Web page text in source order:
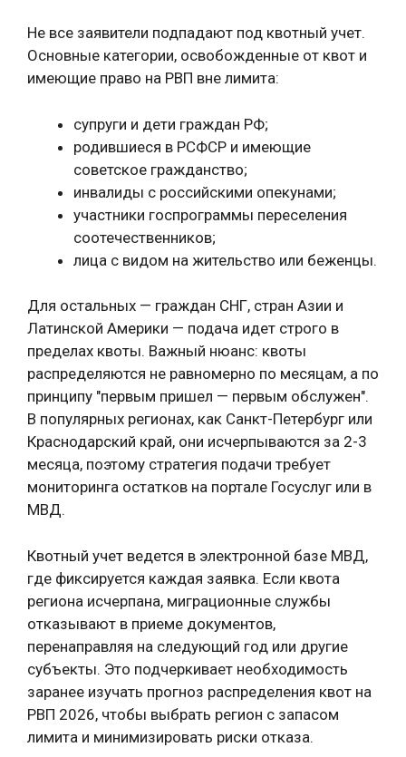
Не все заявители подпадают под квотный учет.
Основные категории, освобожденные от квот и
имеющие право на РВП вне лимита:
супруги и дети граждан РФ;
родившиеся в РСФСР и имеющие
советское гражданство;
инвалиды с российскими опекунами;
участники госпрограммы переселения
соотечественников;
лица с видом на жительство или беженцы.
Для остальных — граждан СНГ, стран Азии и
Латинской Америки — подача идет строго в
пределах квоты. Важный нюанс: квоты
распределяются не равномерно по месяцам, а по
принципу "первым пришел — первым обслужен".
В популярных регионах, как Санкт-Петербург или
Краснодарский край, они исчерпываются за 2-3
месяца, поэтому стратегия подачи требует
мониторинга остатков на портале Госуслуг или в
МВД.
Квотный учет ведется в электронной базе МВД,
где фиксируется каждая заявка. Если квота
региона исчерпана, миграционные службы
отказывают в приеме документов,
перенаправляя на следующий год или другие
субъекты. Это подчеркивает необходимость
заранее изучать прогноз распределения квот на
РВП 2026, чтобы выбрать регион с запасом
лимита и минимизировать риски отказа.